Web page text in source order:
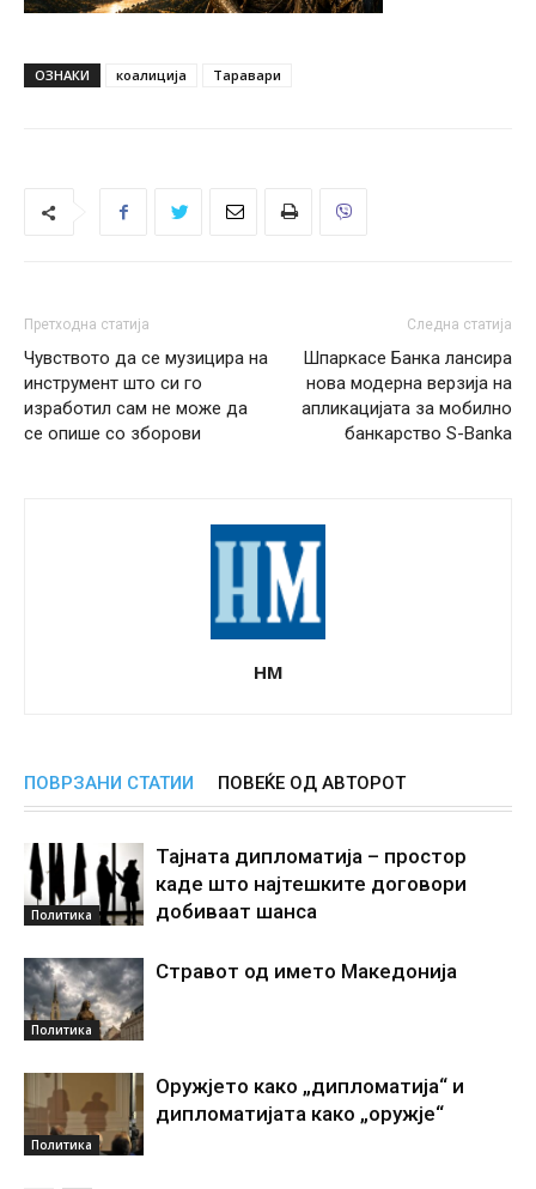
ОЗНАКИ коалиција Таравари
Претходна статија
Чувството да се музицира на
инструмент што си го
изработил сам не може да
се опише со зборови
Следна статија
Шпаркасе Банка лансира
нова модерна верзија на
апликацијата за мобилно
банкарство S-Banka
НМ
ПОВРЗАНИ СТАТИИ ПОВЕЌЕ ОД АВТОРОТ
Политика
Тајната дипломатија – простор
каде што најтешките договори
добиваат шанса
Политика
Стравот од името Македонија
Политика
Оружјето како „дипломатија“ и
дипломатијата како „оружје“